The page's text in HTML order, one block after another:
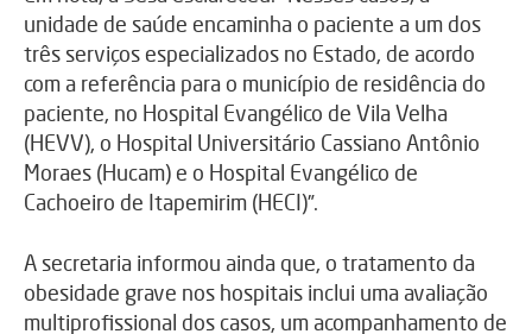
unidade de saúde encaminha o paciente a um dos
três serviços especializados no Estado, de acordo
com a referência para o município de residência do
paciente, no Hospital Evangélico de Vila Velha
(HEVV), o Hospital Universitário Cassiano Antônio
Moraes (Hucam) e o Hospital Evangélico de
Cachoeiro de Itapemirim (HECI)”.
A secretaria informou ainda que, o tratamento da
obesidade grave nos hospitais inclui uma avaliação
multiprofissional dos casos, um acompanhamento de